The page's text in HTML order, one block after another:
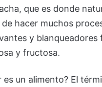
que es donde
hacer muchos
y
y fructosa.
es un alimento? El